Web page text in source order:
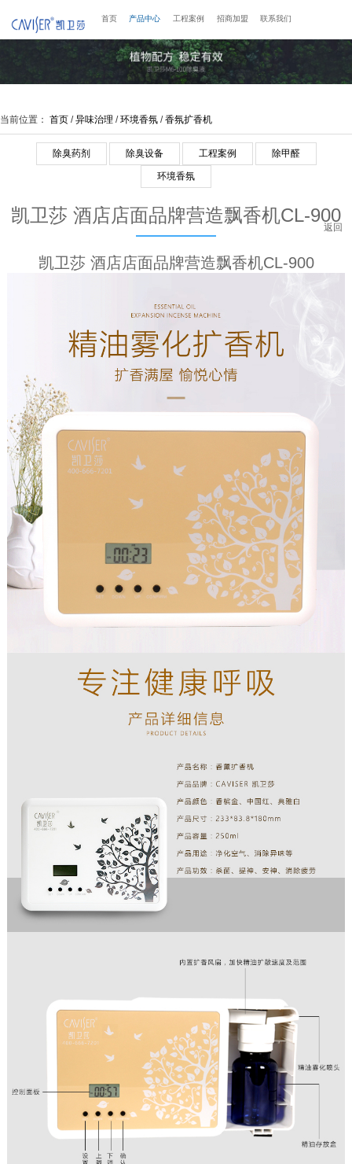
首页 产品中心 工程案例 招商加盟 联系我们
当前位置： 首页 /异味治理 /环境香氛 /香氛扩香机
除臭药剂 除臭设备 工程案例 除甲醛
环境香氛
凯卫莎 酒店店面品牌营造飘香机CL-900
返回
凯卫莎 酒店店面品牌营造飘香机CL-900